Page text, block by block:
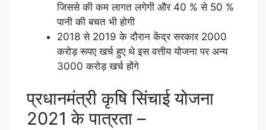
जिससे की कम लागत लगेगी और 40 % से 50 %
पानी की बचत भी होगी
2018 से 2019 के दौरान केंद्र सरकार 2000
करोड़ रूपए खर्च हुए थे इस वत्तीय योजना पर अन्य
3000 करोड़ खर्च होंगे
प्रधानमंत्री कृषि सिंचाई योजना
2021 के पात्रता –